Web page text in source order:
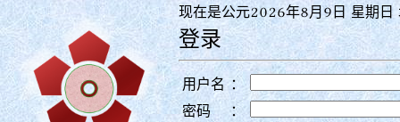
现在是公元2026年8月9日 星期
登录
用户名
：
密码
：